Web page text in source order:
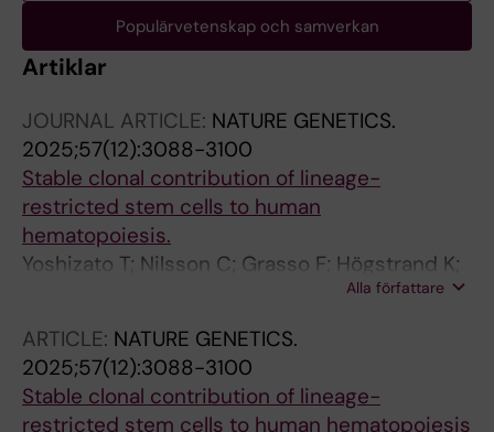
Populärvetenskap och samverkan
Artiklar
JOURNAL ARTICLE: NATURE GENETICS.
2025;57(12):3088-3100
Stable clonal contribution of lineage-
restricted stem cells to human
hematopoiesis.
Yoshizato T; Nilsson C; Grasso F; Högstrand K;
Mazzi S; Winroth A; Lehander M; Barbosa I;
Widfeldt MH; Aliouat A; Brennan MS; Markljung
E; Hillen A; Chari E; Hellström-Lindberg E;
Kretzschmar WW; Woll PS; Jacobsen SEW
Alla författare
ARTICLE: NATURE GENETICS.
2025;57(12):3088-3100
Stable clonal contribution of lineage-
restricted stem cells to human hematopoiesis